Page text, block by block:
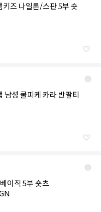
즈 나일론/스판 5부 숏
남성 쿨피케 카라 반팔티
이직 5부 숏츠